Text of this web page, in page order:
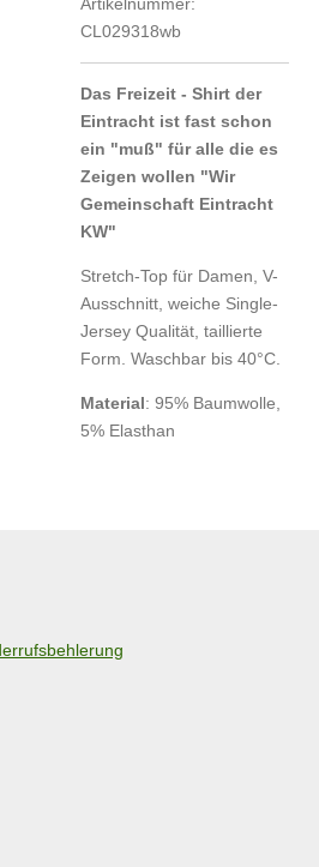
Artikelnummer:
CL029318wb
Das Freizeit - Shirt der
Eintracht ist fast schon
ein "muß" für alle die es
Zeigen wollen "Wir
Gemeinschaft Eintracht
KW"
Stretch-Top für Damen, V-
Ausschnitt, weiche Single-
Jersey Qualität, taillierte
Form. Waschbar bis 40°C.
Material: 95% Baumwolle,
5% Elasthan